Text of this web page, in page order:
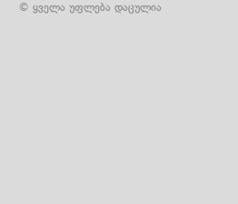
© ყველა უფლება დაცულია